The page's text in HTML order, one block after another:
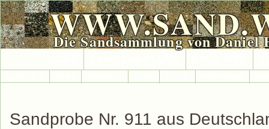
Die Sandsammlung von Daniel
Sandprobe Nr. 911 aus